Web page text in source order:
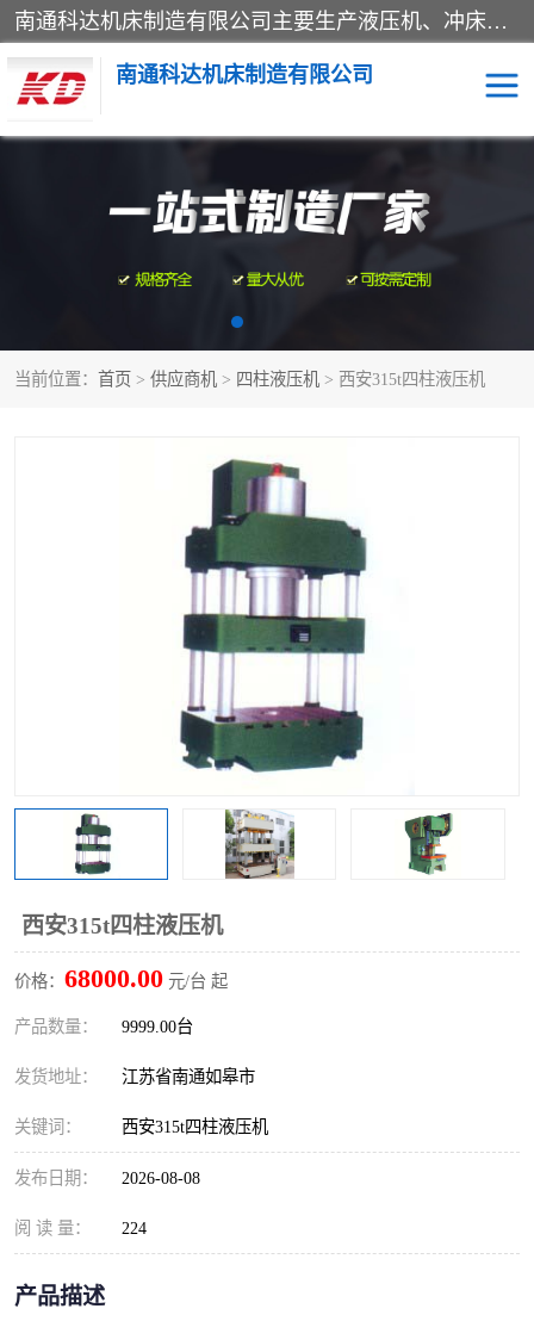
南通科达机床制造有限公司主要生产液压机、冲床、压力机等产品；本公司采用现代化企业的管理方法进行管理，立足于产品的质量管理，以优秀的品质、新颖的设计、合理的价格、完善的服务赢得广大客户的充分信赖和良好的口碑。领导层将运用科学管理方法及长期积累下来的经验和广泛领域吸取来新的技术不断调整产品结构，为市场提供精良的各类机械设备。企业将坚持与国内外各界朋友，真诚合作，共创辉煌。
南通科达机床制造有限公司
当前位置： 首页 > 供应商机 > 四柱液压机 > 西安315t四柱液压机
西安315t四柱液压机
价格： 68000.00 元/台 起
产品数量： 9999.00台
发货地址： 江苏省南通如皋市
关键词： 西安315t四柱液压机
发布日期： 2026-08-08
阅 读 量： 224
产品描述
四柱液压机 液压机
卷板机